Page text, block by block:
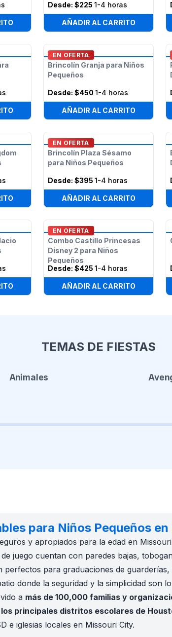
Desde: $225 1-4 horas
AÑADIR AL CARRITO
EN OFERTA
Brincolín Granja para Niños
Pequeños
Desde: $450 1-4 horas
AÑADIR AL CARRITO
EN OFERTA
Brincolín Plaza Sésamo
para Niños Pequeños
Desde: $395 1-4 horas
AÑADIR AL CARRITO
EN OFERTA
Combo Castillo Princesas
Disney 2 para Niños
Pequeños
Desde: $425 1-4 horas
AÑADIR AL CARRITO
TEMAS DE FIESTAS
Animales
para Niños Pequeños
y apropiados para la edad en
juego cuentan con paredes bajas,
para graduaciones de
donde la seguridad y la simplicidad son
a más de 100,000 familias y
principales distritos escolares de
e iglesias locales en Missouri City.